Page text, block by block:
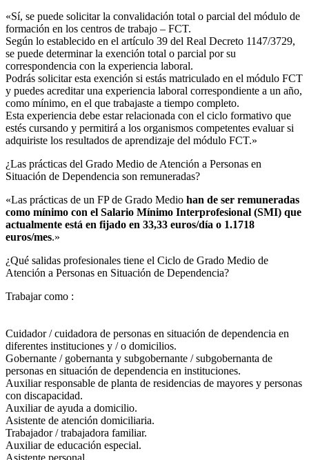
«Sí, se puede solicitar la convalidación total o parcial del módulo de
formación en los centros de trabajo – FCT.
Según lo establecido en el artículo 39 del Real Decreto 1147/3729,
se puede determinar la exención total o parcial por su
correspondencia con la experiencia laboral.
Podrás solicitar esta exención si estás matriculado en el módulo FCT
y puedes acreditar una experiencia laboral correspondiente a un año,
como mínimo, en el que trabajaste a tiempo completo.
Esta experiencia debe estar relacionada con el ciclo formativo que
estés cursando y permitirá a los organismos competentes evaluar si
adquiriste los resultados de aprendizaje del módulo FCT.»
¿Las prácticas del Grado Medio de Atención a Personas en
Situación de Dependencia son remuneradas?​
«Las prácticas de un FP de Grado Medio han de ser remuneradas
como mínimo con el Salario Mínimo Interprofesional (SMI) que
actualmente está en fijado en 33,33 euros/día o 1.1718
euros/mes.»
¿Qué salidas profesionales tiene el Ciclo de Grado Medio de
Atención a Personas en Situación de Dependencia?​
Trabajar como :
Cuidador / cuidadora de personas en situación de dependencia en
diferentes instituciones y / o domicilios.
Gobernante / gobernanta y subgobernante / subgobernanta de
personas en situación de dependencia en instituciones.
Auxiliar responsable de planta de residencias de mayores y personas
con discapacidad.
Auxiliar de ayuda a domicilio.
Asistente de atención domiciliaria.
Trabajador / trabajadora familiar.
Auxiliar de educación especial.
Asistente personal.